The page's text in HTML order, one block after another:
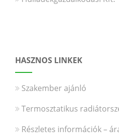
HASZNOS LINKEK
Szakember ajánló
Termosztatikus
Részletes információk –